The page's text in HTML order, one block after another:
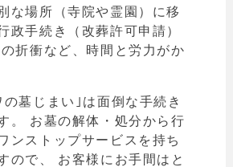
な場所（寺院や霊園）に移
政手続き（改葬許可申請）
折衝など、時間と労力がか
の墓じまい｣は面倒な手続き
。 お墓の解体・処分から行
ンストップサービスを持ち
ので、 お客様にお手間はと